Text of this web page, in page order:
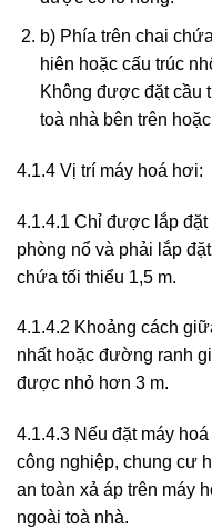
b) Phía trên chai
hiên hoặc cấu trúc
Không được đặt cầu
toà nhà bên trên
4.1.4 Vị trí máy hoá hơi:
4.1.4.1 Chỉ được lắp
phòng nổ và phải lắp
chứa tối thiểu 1,5 m.
4.1.4.2 Khoảng cách
nhất hoặc đường ranh
được nhỏ hơn 3 m.
4.1.4.3 Nếu đặt máy
công nghiệp, chung cư
an toàn xả áp trên máy
ngoài toà nhà.